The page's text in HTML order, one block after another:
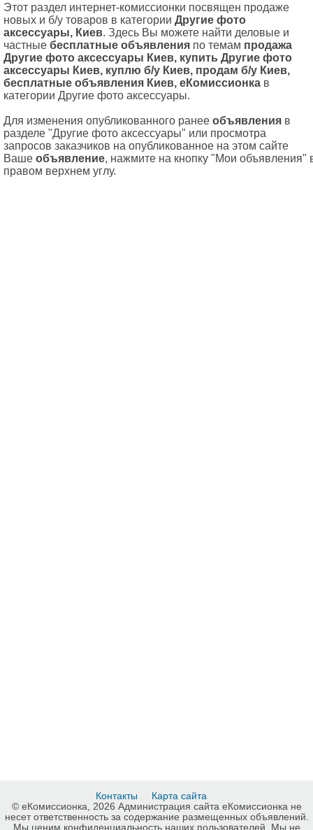
Этот раздел интернет-комиссионки посвящен продаже
новых и б/у товаров в категории Другие фото
аксессуары, Киев. Здесь Вы можете найти деловые и
частные бесплатные объявления по темам продажа
Другие фото аксессуары Киев, купить Другие фото
аксессуары Киев, куплю б/у Киев, продам б/у Киев,
бесплатные объявления Киев, еКомиссионка в
категории Другие фото аксессуары.
Для изменения опубликованного ранее объявления в
разделе "Другие фото аксессуары" или просмотра
запросов заказчиков на опубликованное на этом сайте
Ваше объявление, нажмите на кнопку "Мои объявления"
правом верхнем углу.
Контакты
Карта сайта
© еКомиссионка, 2026 Администрация сайта еКомиссионка не
несет ответственность за содержание размещенных объявлений.
Мы ценим конфиденциальность наших пользователей. Мы не